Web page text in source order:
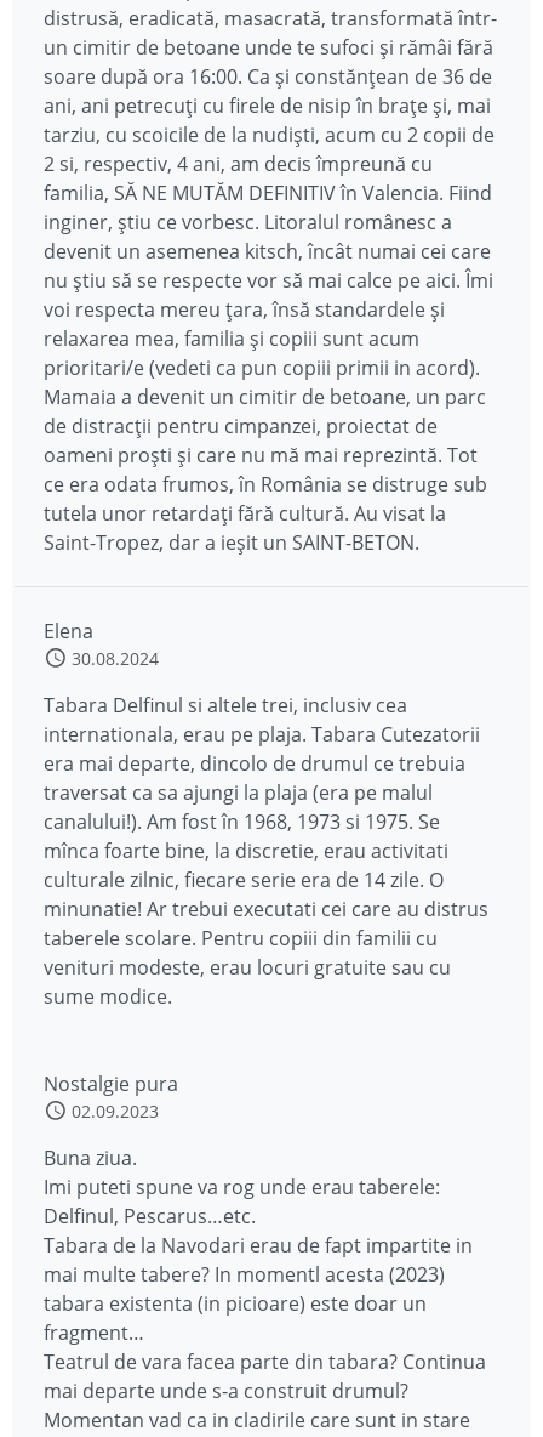
distrusă, eradicată, masacrată, transformată într-
un cimitir de betoane unde te sufoci și rămâi fără
soare după ora 16:00. Ca și constănțean de 36 de
ani, ani petrecuți cu firele de nisip în brațe și, mai
tarziu, cu scoicile de la nudiști, acum cu 2 copii de
2 si, respectiv, 4 ani, am decis împreună cu
familia, SĂ NE MUTĂM DEFINITIV în Valencia. Fiind
inginer, știu ce vorbesc. Litoralul românesc a
devenit un asemenea kitsch, încât numai cei care
nu știu să se respecte vor să mai calce pe aici. Îmi
voi respecta mereu țara, însă standardele și
relaxarea mea, familia și copiii sunt acum
prioritari/e (vedeti ca pun copiii primii in acord).
Mamaia a devenit un cimitir de betoane, un parc
de distracții pentru cimpanzei, proiectat de
oameni proști și care nu mă mai reprezintă. Tot
ce era odata frumos, în România se distruge sub
tutela unor retardați fără cultură. Au visat la
Saint-Tropez, dar a ieșit un SAINT-BETON.
Elena
30.08.2024
Tabara Delfinul si altele trei, inclusiv cea
internationala, erau pe plaja. Tabara Cutezatorii
era mai departe, dincolo de drumul ce trebuia
traversat ca sa ajungi la plaja (era pe malul
canalului!). Am fost în 1968, 1973 si 1975. Se
mînca foarte bine, la discretie, erau activitati
culturale zilnic, fiecare serie era de 14 zile. O
minunatie! Ar trebui executati cei care au distrus
taberele scolare. Pentru copiii din familii cu
venituri modeste, erau locuri gratuite sau cu
sume modice.
Nostalgie pura
02.09.2023
Buna ziua.
Imi puteti spune va rog unde erau taberele:
Delfinul, Pescarus…etc.
Tabara de la Navodari erau de fapt impartite in
mai multe tabere? In momentl acesta (2023)
tabara existenta (in picioare) este doar un
fragment…
Teatrul de vara facea parte din tabara? Continua
mai departe unde s-a construit drumul?
Momentan vad ca in cladirile care sunt in stare